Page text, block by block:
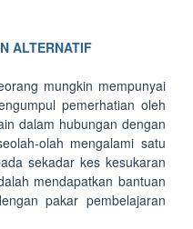
ALTERNATIF
mungkin mempunyai
pemerhatian oleh
dalam hubungan dengan
olah mengalami satu
sekadar kes kesukaran
mendapatkan bantuan
pakar pembelajaran